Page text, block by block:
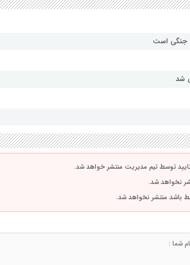
جنگی است
شد
توسط تیم مدیریت منتشر خواهد شد.
نخواهد شد.
باشد منتشر نخواهد شد.